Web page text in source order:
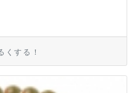
くする！